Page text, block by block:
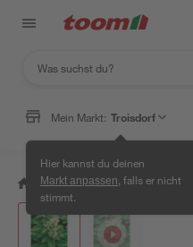
Mein Markt: Troisdorf
Hier kannst du deinen
Markt anpassen , falls er nicht
stimmt.
/ Garten & Freizeit / Pflanzen